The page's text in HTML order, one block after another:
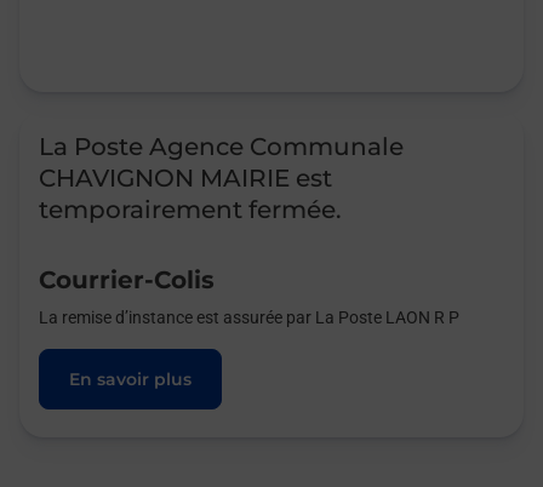
La Poste Agence Communale
CHAVIGNON MAIRIE est
temporairement fermée.
Courrier-Colis
La remise d’instance est assurée par La Poste LAON R P
En savoir plus